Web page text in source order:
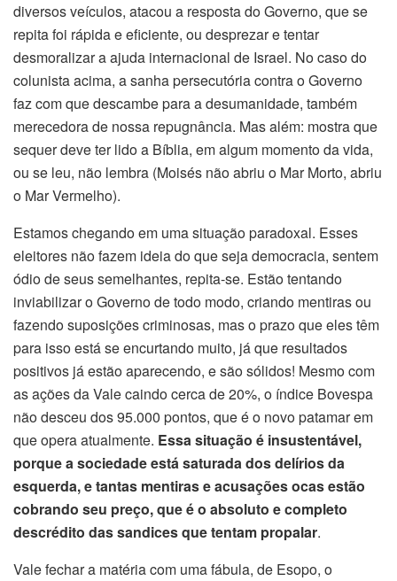
diversos veículos, atacou a resposta do Governo, que se
repita foi rápida e eficiente, ou desprezar e tentar
desmoralizar a ajuda internacional de Israel. No caso do
colunista acima, a sanha persecutória contra o Governo
faz com que descambe para a desumanidade, também
merecedora de nossa repugnância. Mas além: mostra que
sequer deve ter lido a Bíblia, em algum momento da vida,
ou se leu, não lembra (Moisés não abriu o Mar Morto, abriu
o Mar Vermelho).
Estamos chegando em uma situação paradoxal. Esses
eleitores não fazem ideia do que seja democracia, sentem
ódio de seus semelhantes, repita-se. Estão tentando
inviabilizar o Governo de todo modo, criando mentiras ou
fazendo suposições criminosas, mas o prazo que eles têm
para isso está se encurtando muito, já que resultados
positivos já estão aparecendo, e são sólidos! Mesmo com
as ações da Vale caindo cerca de 20%, o índice Bovespa
não desceu dos 95.000 pontos, que é o novo patamar em
que opera atualmente. Essa situação é insustentável,
porque a sociedade está saturada dos delírios da
esquerda, e tantas mentiras e acusações ocas estão
cobrando seu preço, que é o absoluto e completo
descrédito das sandices que tentam propalar.
Vale fechar a matéria com uma fábula, de Esopo, o